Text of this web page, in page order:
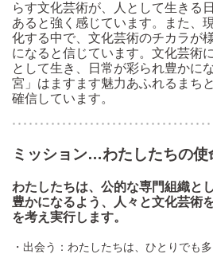
らす文化芸術が、人として生きる
あると強く感じています。また、
化する中で、文化芸術のチカラが
になると信じています。文化芸術
として生き、日常が彩られ豊かに
宮」はますます魅力あふれるまち
確信しています。
ミッション…わたしたちの使
わたしたちは、公的な専門組織と
豊かになるよう、人々と文化芸術
を考え実行します。
・出会う：わたしたちは、ひとりでも